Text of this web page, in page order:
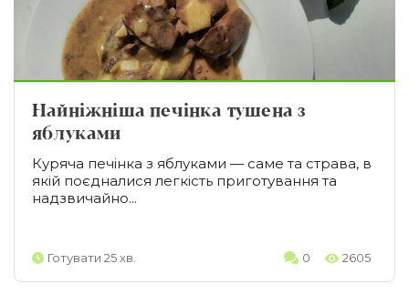
Найніжніша печінка тушена з
яблуками
Куряча печінка з яблуками — саме та страва, в
якій поєдналися легкість приготування та
надзвичайно...
Готувати 25 хв. 0 2605